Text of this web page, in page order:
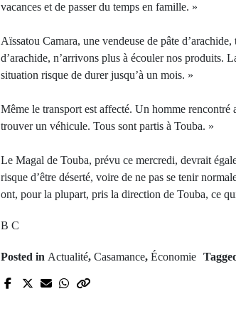
vacances et de passer du temps en famille. »
Aïssatou Camara, une vendeuse de pâte
d’arachide, n’arrivons plus à écouler nos produits.
situation risque de durer jusqu’à un mois. »
Même le transport est affecté. Un homme
trouver un véhicule. Tous sont partis à Touba. »
Le Magal de Touba, prévu ce mercredi, devrait
risque d’être déserté, voire de ne pas se tenir
ont, pour la plupart, pris la direction de Touba, ce
B C
Posted in Actualité, Casamance, Économie